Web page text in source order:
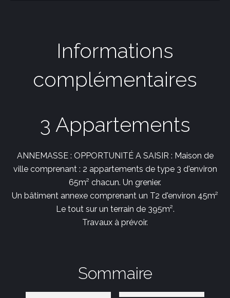
Informations
complémentaires
3 Appartements
ANNEMASSE : OPPORTUNITÉ A SAISIR : Maison de
ville comprenant : 2 appartements de type 3 d'environ
65m² chacun. Un grenier.
Un bâtiment annexe comprenant un T2 d'environ 45m²
Le tout sur un terrain de 395m².
Travaux à prévoir.
Sommaire